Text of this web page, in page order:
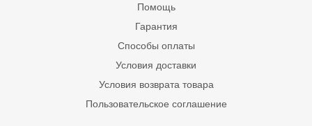
Помощь
Гарантия
Способы оплаты
Условия доставки
Условия возврата товара
Пользовательское соглашение